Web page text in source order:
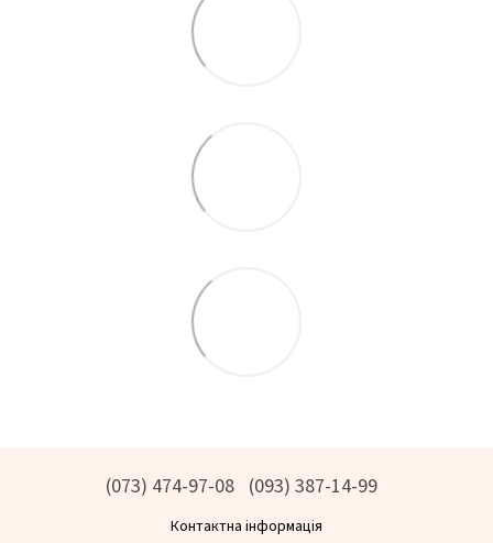
(073) 474-97-08 (093) 387-14-99
Контактна інформація